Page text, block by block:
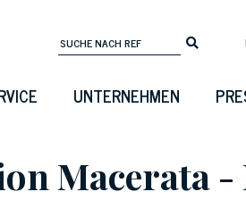
UNTERNEHMEN
Macerata